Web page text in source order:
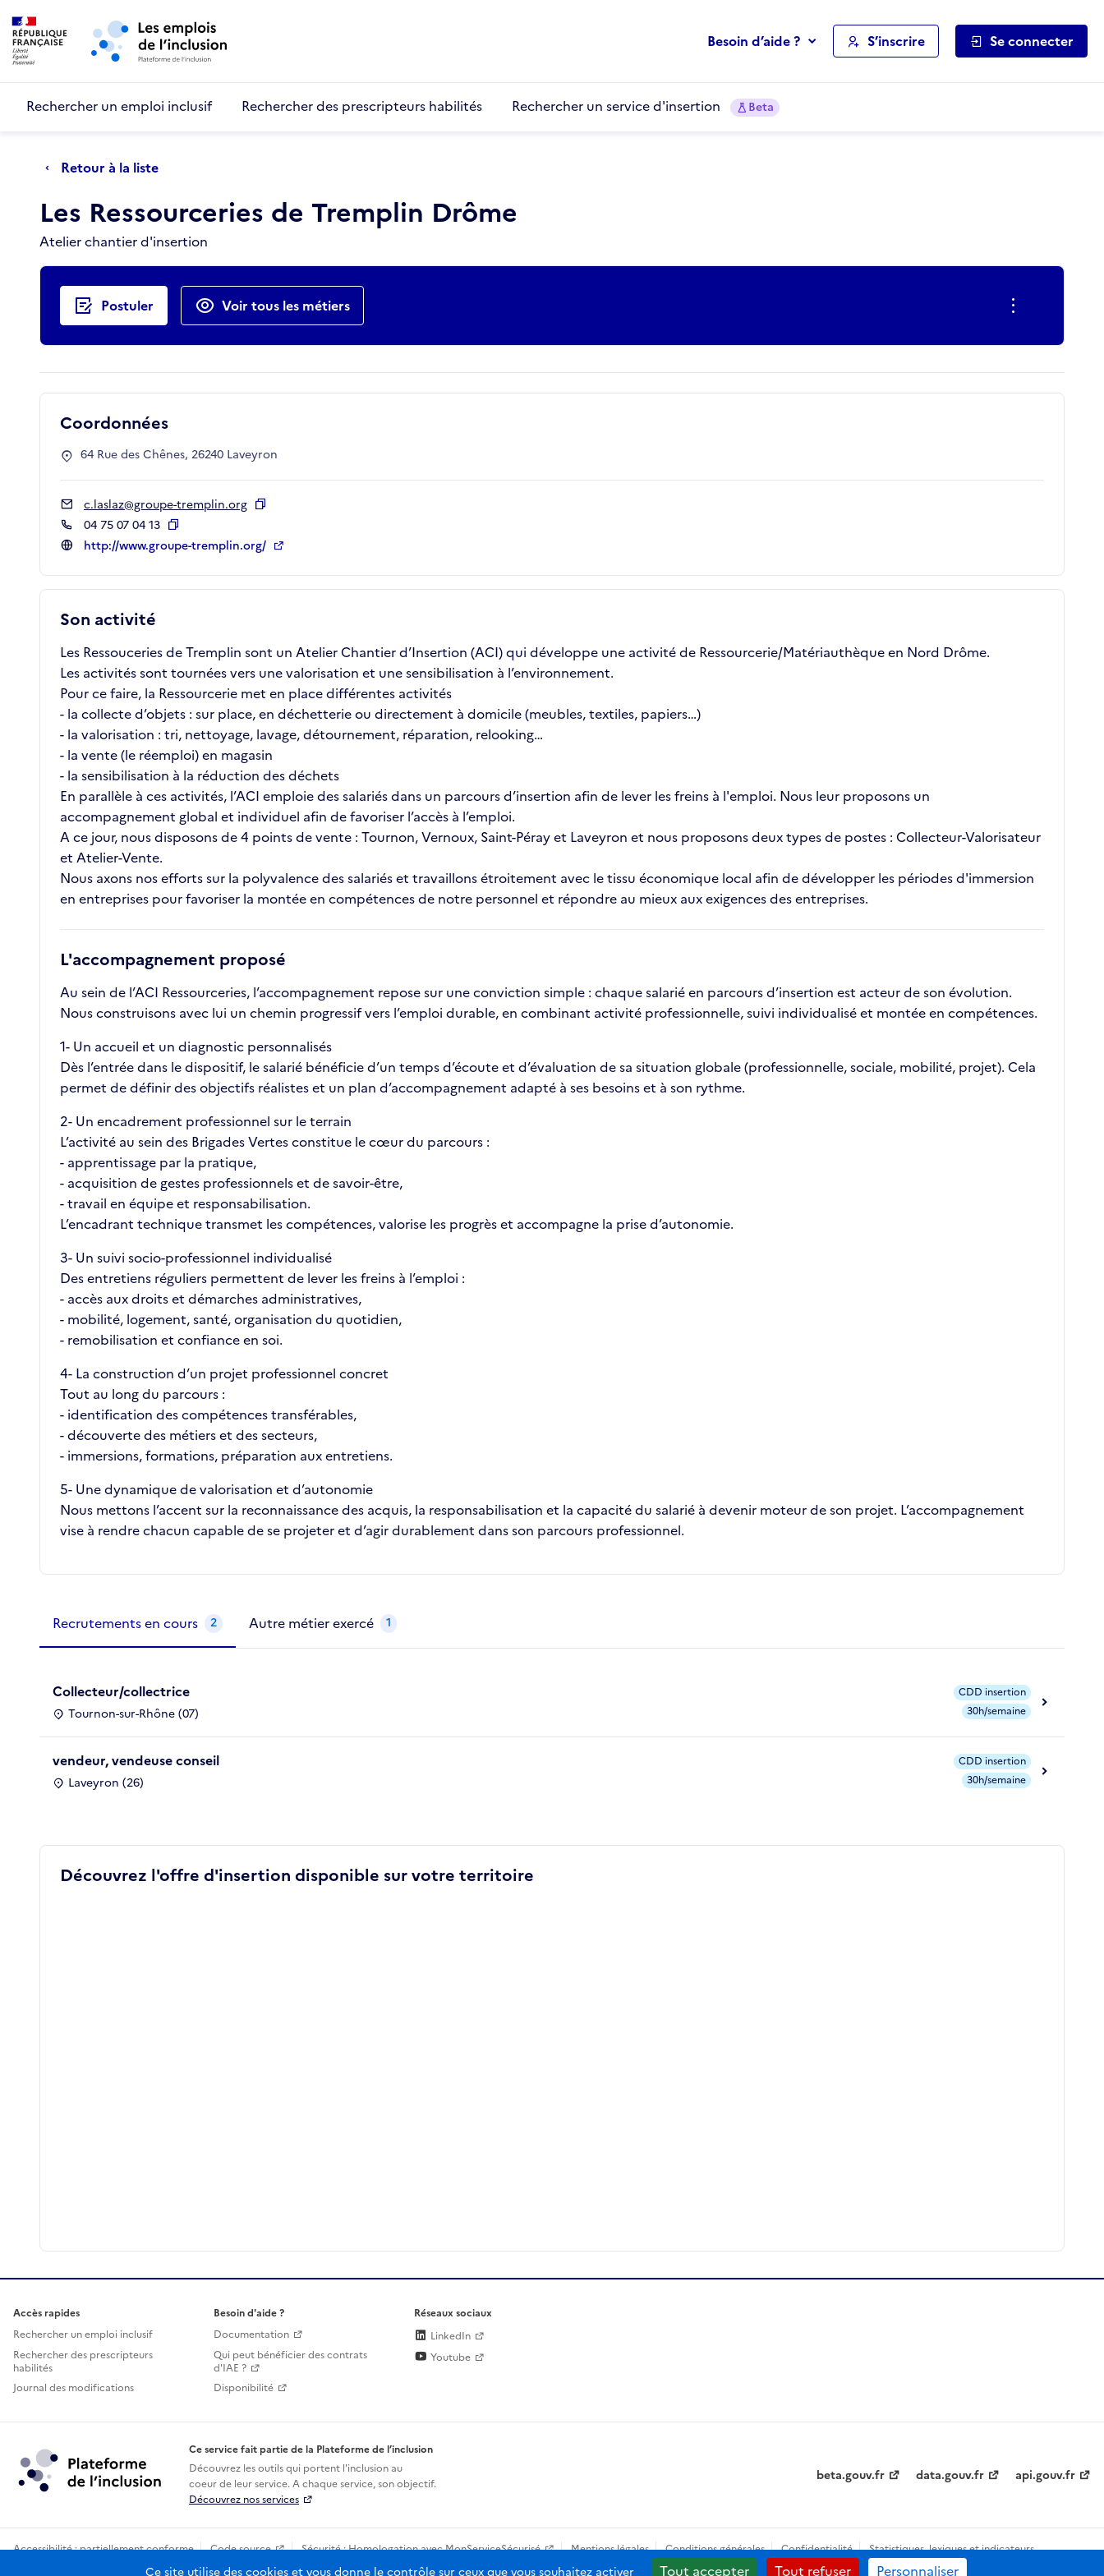
Aller au menu principal
Besoin d’aide ? S’inscrire Se connecter
Rechercher un emploi inclusif Rechercher des prescripteurs habilités Rechercher un service d'insertion Beta
Retour à la liste
Les Ressourceries de Tremplin Drôme
Atelier chantier d'insertion
Actions rapides
Postuler Voir tous les métiers
Son activité
Les Ressouceries de Tremplin sont un Atelier Chantier d’Insertion (ACI) qui développe une activité de Ressourcerie/Matériauthèque en Nord Drôme.
Les activités sont tournées vers une valorisation et une sensibilisation à l’environnement.
Pour ce faire, la Ressourcerie met en place différentes activités
- la collecte d’objets : sur place, en déchetterie ou directement à domicile (meubles, textiles, papiers…)
- la valorisation : tri, nettoyage, lavage, détournement, réparation, relooking…
- la vente (le réemploi) en magasin
- la sensibilisation à la réduction des déchets
En parallèle à ces activités, l’ACI emploie des salariés dans un parcours d’insertion afin de lever les freins à l'emploi. Nous leur proposons un
accompagnement global et individuel afin de favoriser l’accès à l’emploi.
A ce jour, nous disposons de 4 points de vente : Tournon, Vernoux, Saint-Péray et Laveyron et nous proposons deux types de postes : Collecteur-Valorisateur
et Atelier-Vente.
Nous axons nos efforts sur la polyvalence des salariés et travaillons étroitement avec le tissu économique local afin de développer les périodes d'immersion
en entreprises pour favoriser la montée en compétences de notre personnel et répondre au mieux aux exigences des entreprises.
L'accompagnement proposé
Au sein de l’ACI Ressourceries, l’accompagnement repose sur une conviction simple : chaque salarié en parcours d’insertion est acteur de son évolution.
Nous construisons avec lui un chemin progressif vers l’emploi durable, en combinant activité professionnelle, suivi individualisé et montée en compétences.
1️- Un accueil et un diagnostic personnalisés
Dès l’entrée dans le dispositif, le salarié bénéficie d’un temps d’écoute et d’évaluation de sa situation globale (professionnelle, sociale, mobilité, projet). Cela
permet de définir des objectifs réalistes et un plan d’accompagnement adapté à ses besoins et à son rythme.
2️- Un encadrement professionnel sur le terrain
L’activité au sein des Brigades Vertes constitue le cœur du parcours :
- apprentissage par la pratique,
- acquisition de gestes professionnels et de savoir-être,
- travail en équipe et responsabilisation.
L’encadrant technique transmet les compétences, valorise les progrès et accompagne la prise d’autonomie.
3️- Un suivi socio-professionnel individualisé
Des entretiens réguliers permettent de lever les freins à l’emploi :
- accès aux droits et démarches administratives,
- mobilité, logement, santé, organisation du quotidien,
- remobilisation et confiance en soi.
4️- La construction d’un projet professionnel concret
Tout au long du parcours :
- identification des compétences transférables,
- découverte des métiers et des secteurs,
- immersions, formations, préparation aux entretiens.
5️- Une dynamique de valorisation et d’autonomie
Nous mettons l’accent sur la reconnaissance des acquis, la responsabilisation et la capacité du salarié à devenir moteur de son projet. L’accompagnement
vise à rendre chacun capable de se projeter et d’agir durablement dans son parcours professionnel.
Coordonnées
64 Rue des Chênes, 26240 Laveyron
c.laslaz@groupe-tremplin.org
04 75 07 04 13
Copier
http://www.groupe-tremplin.org/
Métiers de la structure
Recrutements en cours 2 Autre métier exercé 1
Collecteur/collectrice
Tournon-sur-Rhône (07)
CDD insertion
30h/semaine
vendeur, vendeuse conseil
Laveyron (26)
CDD insertion
30h/semaine
Découvrez l'offre d'insertion disponible sur votre territoire
Accès rapides
Rechercher un emploi inclusif
Rechercher des prescripteurs
habilités
Journal des modifications
Besoin d'aide ?
Documentation
Qui peut bénéficier des contrats
d'IAE ?
Disponibilité
Réseaux sociaux
LinkedIn
Youtube
Ce service fait partie de la Plateforme de l’inclusion
Découvrez les outils qui portent l'inclusion au
coeur de leur service. A chaque service, son objectif.
Découvrez nos services
beta.gouv.fr data.gouv.fr api.gouv.fr
Accessibilité : partiellement conforme Code source Sécurité : Homologation avec MonServiceSécurisé Mentions légales Conditions générales Confidentialité
Statistiques, lexiques et indicateurs
Sauf mention contraire, tous les contenus de ce site sont sous licenceetalab-2.0
Ce site utilise des cookies et vous donne le contrôle sur ceux que vous souhaitez activer Tout accepter Tout refuser Personnaliser